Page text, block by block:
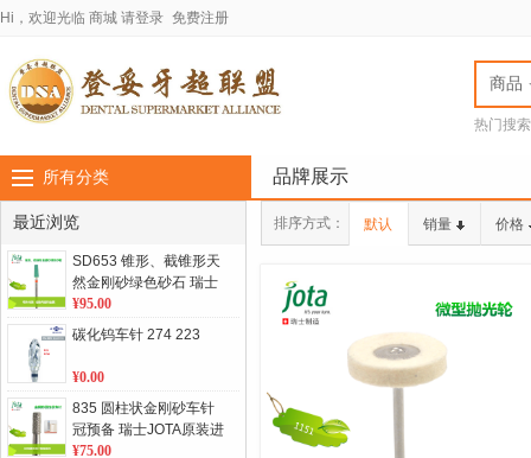
Hi，欢迎光临 商城 请登录 免费注册
商品
热门搜
所有分类 品牌展示
最近浏览
SD653 锥形、截锥形天
然金刚砂绿色砂石 瑞士
JOTA原装进口 1支/盒 单
位：盒
¥95.00
碳化钨车针 274 223
¥0.00
835 圆柱状金刚砂车针
冠预备 瑞士JOTA原装进
口 5支/板 单位：板
¥75.00
排序方式： 默认 销量 价格